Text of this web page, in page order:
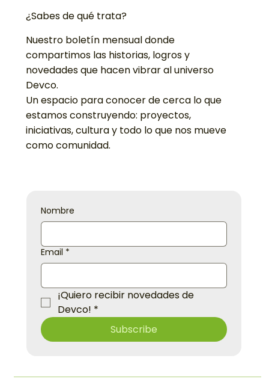
¡Vení te cuento!
¿Sabes de qué trata?
Nuestro boletín mensual donde
compartimos las historias, logros y
novedades que hacen vibrar al universo
Devco.
Un espacio para conocer de cerca lo que
estamos construyendo: proyectos,
Nombre
Email *
¡Quiero recibir novedades de